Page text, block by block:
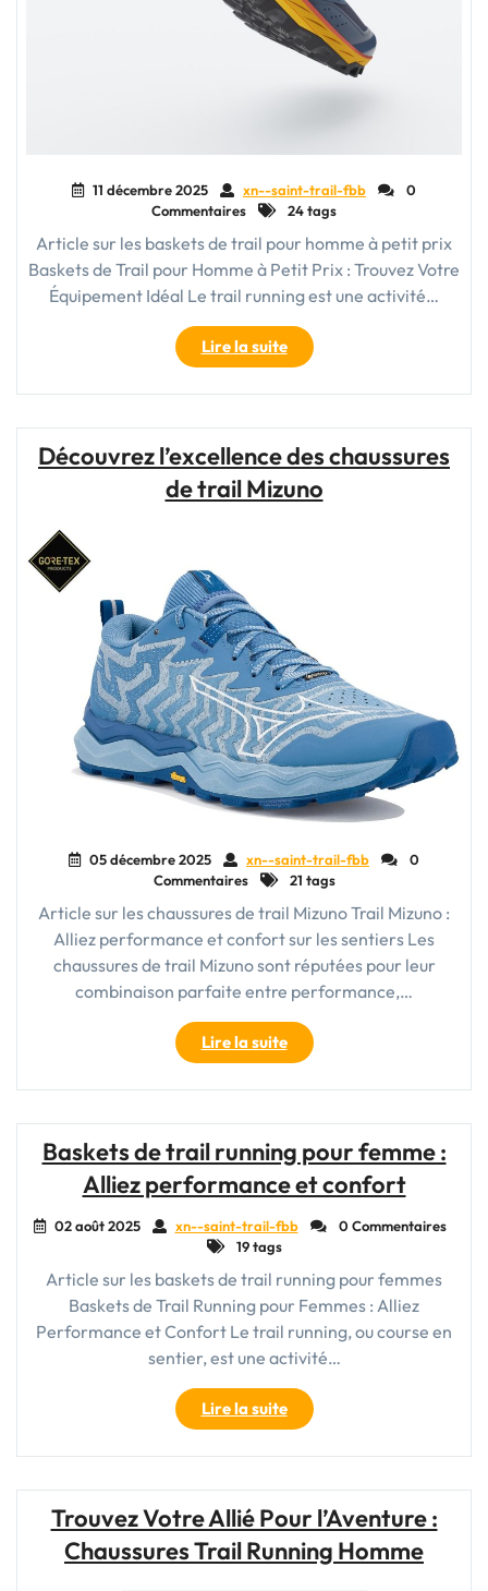
11 décembre 2025 xn--saint-trail-fbb
0
Commentaires
24 tags
Article sur les baskets de trail pour homme à petit prix
Baskets de Trail pour Homme à Petit Prix : Trouvez Votre
Équipement Idéal Le trail running est une activité…
Lire la suite"Trouvez
Votre
Équipement
Baskets
de
Prix"
Découvrez l’excellence des chaussures
de trail Mizuno
05 décembre 2025 xn--saint-trail-fbb
0
Commentaires
21 tags
Article sur les chaussures de trail Mizuno Trail Mizuno :
Alliez performance et confort sur les sentiers Les
chaussures de trail Mizuno sont réputées pour leur
combinaison parfaite entre performance,…
Lire la suite"Découvrez
l’excellence
des
trail
Mizuno"
Baskets de trail running pour femme :
Alliez performance et confort
02 août 2025 xn--saint-trail-fbb
0 Commentaires
19 tags
Article sur les baskets de trail running pour femmes
Baskets de Trail Running pour Femmes : Alliez
Performance et Confort Le trail running, ou course en
sentier, est une activité…
Lire la suite"Baskets
de
trail
femme
:
Trouvez Votre Allié Pour l’Aventure :
Chaussures Trail Running Homme